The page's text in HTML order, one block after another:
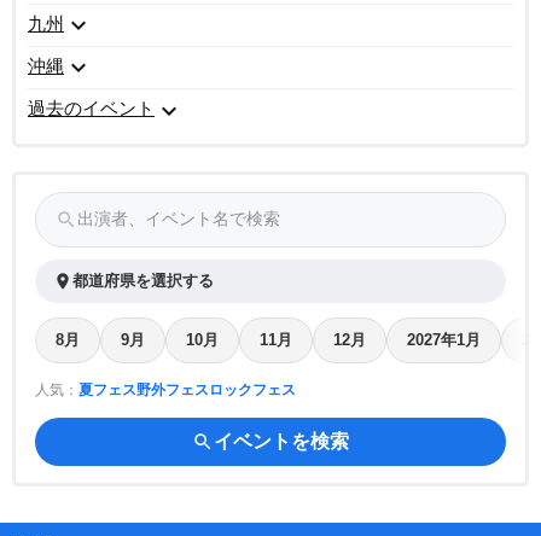
九州 expand_more
沖縄 expand_more
過去のイベント expand_more
search 出演者、イベント名で検索
place 都道府県を選択する
8月 9月 10月 11月 12月 2027年1月
人気： 夏フェス野外フェス ロックフェス
search イベントを検索